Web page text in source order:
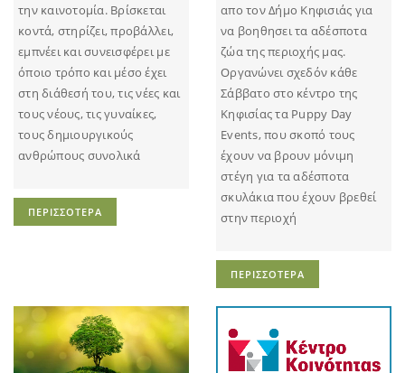
την καινοτομία. Βρίσκεται
κοντά, στηρίζει, προβάλλει,
εμπνέει και συνεισφέρει με
όποιο τρόπο και μέσο έχει
στη διάθεσή του, τις νέες και
τους νέους, τις γυναίκες,
τους δημιουργικούς
ανθρώπους συνολικά
ΠΕΡΙΣΣΟΤΕΡΑ
απο τον Δήμο Κηφισιάς για
να βοηθησει τα αδέσποτα
ζώα της περιοχής μας.
Οργανώνει σχεδόν κάθε
Σάββατο στο κέντρο της
Κηφισίας τα Puppy Day
Events, που σκοπό τους
έχουν να βρουν μόνιμη
στέγη για τα αδέσποτα
σκυλάκια που έχουν βρεθεί
στην περιοχή
ΠΕΡΙΣΣΟΤΕΡΑ